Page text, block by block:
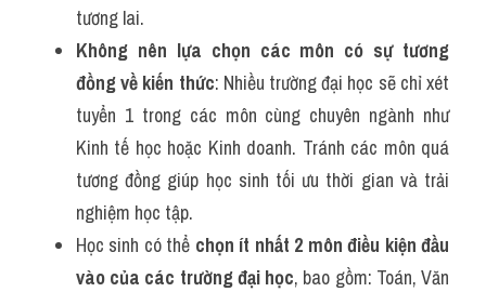
tương lai.
Không nên lựa chọn các môn có sự tương
đồng về kiến thức: Nhiều trường đại học sẽ chỉ xét
tuyển 1 trong các môn cùng chuyên ngành như
Kinh tế học hoặc Kinh doanh. Tránh các môn quá
tương đồng giúp học sinh tối ưu thời gian và trải
nghiệm học tập.
Học sinh có thể chọn ít nhất 2 môn điều kiện đầu
vào của các trường đại học, bao gồm: Toán, Văn